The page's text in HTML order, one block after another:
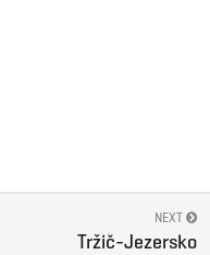
NEXT
Tržič-Jezersko